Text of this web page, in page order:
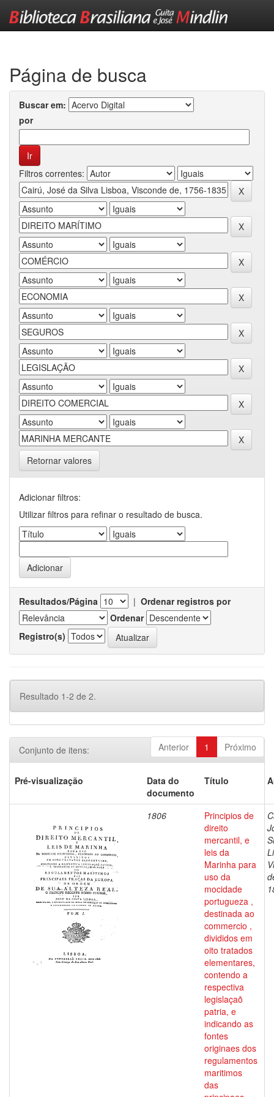
Página de busca
Buscar em:
por
Filtros correntes:
Retornar valores
Adicionar filtros:
Utilizar filtros para refinar o resultado de busca.
Resultados/Página | Ordenar registros por
Ordenar
Registro(s)
Resultado 1-2 de 2.
Anterior 1 Próximo
Conjunto de itens:
Pré-visualização
Data do
documento
Título
1806
Principios de
direito
mercantil, e
leis da
Marinha para
uso da
mocidade
portugueza ,
destinada ao
commercio ,
divididos em
oito tratados
elementares,
contendo a
respectiva
legislaçaõ
patria, e
indicando as
fontes
originaes dos
regulamentos
maritimos
das